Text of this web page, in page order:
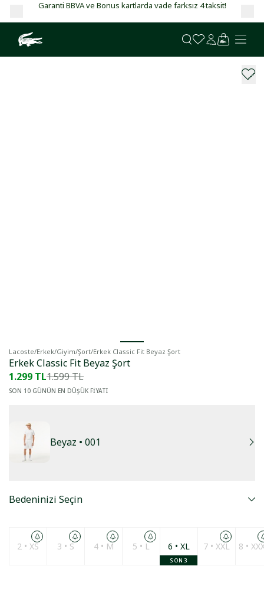
Garanti BBVA ve Bonus kartlarda vade farksız 4 taksit!
Lacoste/Erkek/Giyim/Şort/Erkek Classic Fit Beyaz Şort
Erkek Classic Fit Beyaz Şort
1.299 TL1.599 TL
SON 10 GÜNÜN EN DÜŞÜK FİYATI
Beyaz • 001
Bedeninizi Seçin
2 • XS 3 • S 4 • M 5 • L 6 • XL
SON 3
7 • XXL 8 •